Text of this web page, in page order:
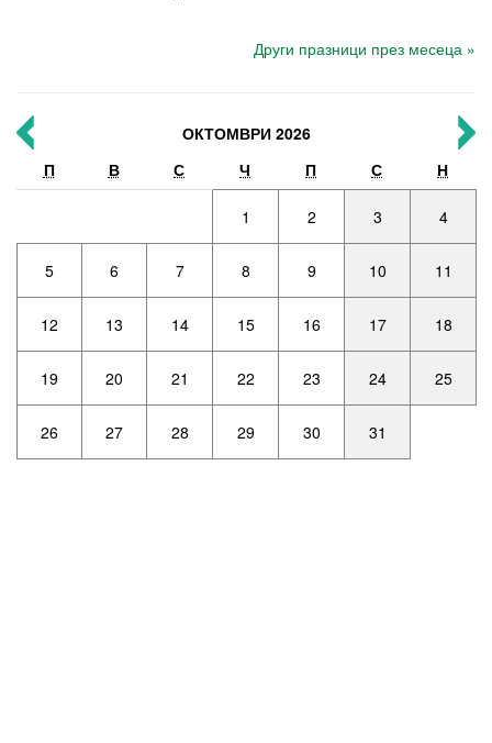
Други празници през месеца »
ОКТОМВРИ 2026
П
В С Ч П С Н
1 2 3 4
5 6 7 8 9 10 11
12 13 14 15 16 17 18
19 20 21 22 23 24 25
26 27 28 29 30 31